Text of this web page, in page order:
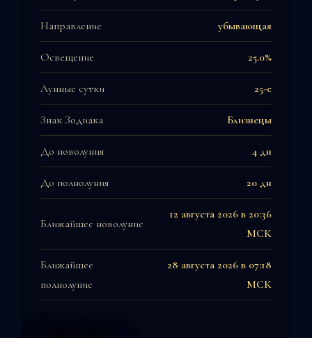
Направление убывающая
Освещение 25.0%
Лунные сутки 25-е
Знак Зодиака Близнецы
До новолуния 4 дн
До полнолуния 20 дн
Ближайшее новолуние
12 августа 2026 в 20:36
МСК
Ближайшее
полнолуние
28 августа 2026 в 07:18
МСК